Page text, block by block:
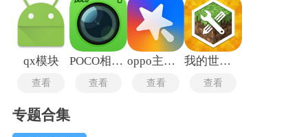
qx模块
查看
POCO相机3.27版
查看
oppo主题商店
查看
我的世界口袋编辑器
查看
专题合集